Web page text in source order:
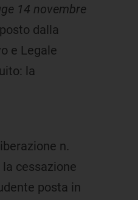
14 novembre
dalla
e Legale
la
n.
cessazione
posta in